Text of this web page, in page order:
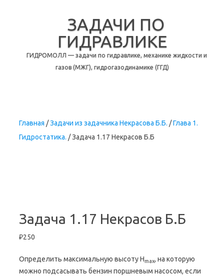
ЗАДАЧИ ПО
ГИДРАВЛИКЕ
ГИДРОМОЛЛ — задачи по гидравлике, механике жидкости и
газов (МЖГ), гидрогазодинамике (ГГД)
Главная /Задачи из задачника Некрасова Б.Б. /Глава 1.
Гидростатика. / Задача 1.17 Некрасов Б.Б
Задача 1.17 Некрасов Б.Б
₽250
Определить максимальную высоту Hmax, на которую
можно подсасывать бензин поршневым насосом, если